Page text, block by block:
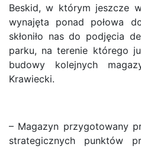
Beskid, w którym jeszcze
wynajęta ponad połowa
skłoniło nas do podjęcia
parku, na terenie którego
budowy kolejnych
Krawiecki.
– Magazyn przygotowany
strategicznych punktów